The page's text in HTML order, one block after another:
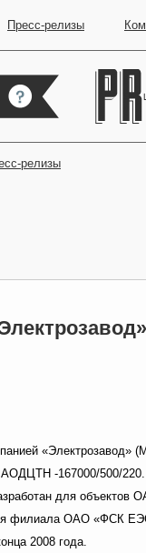
Пресс-релизы
релизы
«Электрозавод»
АОДЦТН -167000/500/
для объектов
филиала ОАО «ФСК
2008 года.